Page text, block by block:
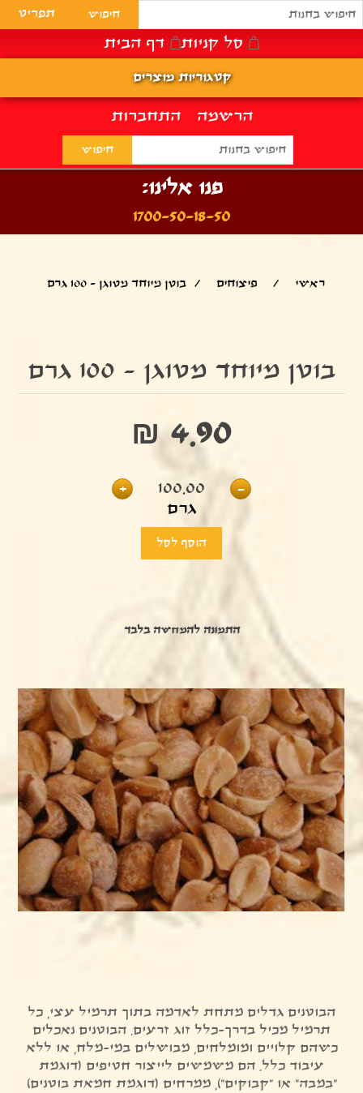
הרשמה התחברות
סל קניות דף הבית
פנו אלינו:
1700-50-18-50
ראשי / פיצוחים / בוטן מיוחד מטוגן - 100 גרם
בוטן מיוחד מטוגן - 100 גרם
₪ 4.90
-
100.00
גרם
+
התמונה להמחשה בלבד
הבוטנים גדלים מתחת לאדמה בתוך תרמיל עצי, כל
תרמיל מכיל בדרך-כלל זוג זרעים. הבוטנים נאכלים
כשהם קלויים ומומלחים, מבושלים במי-מלח, או ללא
עיבוד כלל. הם משמשים לייצור חטיפים (דוגמת
"במבה" או "קבוקים"), ממרחים (דוגמת חמאת בוטנים)
תפריט
קטגוריות מוצרים